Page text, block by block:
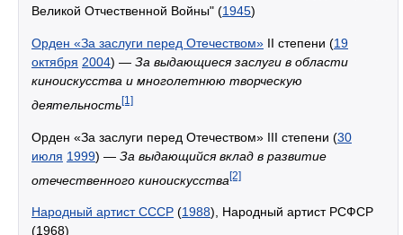
Великой Отчественной Войны" (1945)
Орден «За заслуги перед Отечеством» II степени (19
октября 2004) — За выдающиеся заслуги в области
киноискусства и многолетнюю творческую
деятельность[1]
Орден «За заслуги перед Отечеством» III степени (30
июля 1999) — За выдающийся вклад в развитие
отечественного киноискусства[2]
Народный артист СССР (1988), Народный артист РСФСР
(1968)